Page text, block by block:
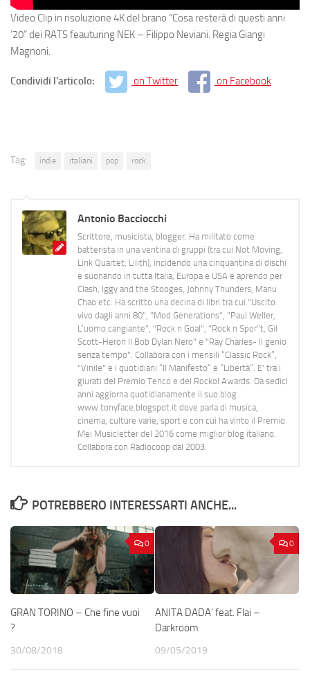
Video Clip in risoluzione 4K del brano “Cosa resterà di questi anni
’20” dei RATS feauturing NEK – Filippo Neviani. Regia Giangi
Magnoni.
Condividi l'articolo: on Twitter on Facebook
Tag: indie italiani pop rock
Antonio Bacciocchi
Scrittore, musicista, blogger. Ha militato come
batterista in una ventina di gruppi (tra cui Not Moving,
Link Quartet, Lilith), incidendo una cinquantina di dischi
e suonando in tutta Italia, Europa e USA e aprendo per
Clash, Iggy and the Stooges, Johnny Thunders, Manu
Chao etc. Ha scritto una decina di libri tra cui "Uscito
vivo dagli anni 80", "Mod Generations", "Paul Weller,
L’uomo cangiante", "Rock n Goal", "Rock n Spor"t, Gil
Scott-Heron Il Bob Dylan Nero" e "Ray Charles- Il genio
senza tempo". Collabora con i mensili “Classic Rock”,
"Vinile" e i quotidiani “Il Manifesto” e “Libertà”. E' tra i
giurati del Premio Tenco e del Rockol Awards. Da sedici
anni aggiorna quotidianamente il suo blog
www.tonyface.blogspot.it dove parla di musica,
cinema, culture varie, sport e con cui ha vinto il Premio
Mei Musicletter del 2016 come miglior blog italiano.
Collabora con Radiocoop dal 2003.
POTREBBERO INTERESSARTI ANCHE...
0
GRAN TORINO – Che fine vuoi
?
30/08/2018
0
ANITA DADA’ feat. Flai –
Darkroom
09/05/2019